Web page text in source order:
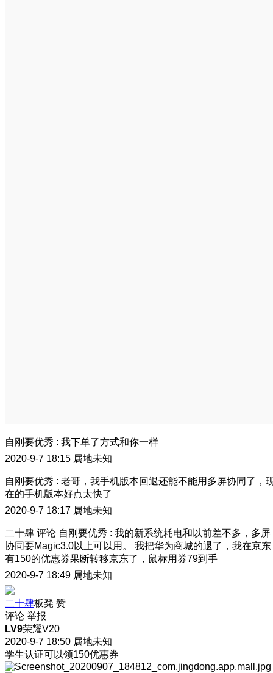
自刚要优秀 : 我下单了方式和你一样
2020-9-7 18:15 属地未知
自刚要优秀 : 老哥，我手机版本回退还能不能用多屏协同了，
在的手机版本好点太快了
2020-9-7 18:17 属地未知
二十肆 评论 自刚要优秀 : 我的新系统耗电和以前差不多，多屏
协同要Magic3.0以上可以用。 我把华为商城的退了，我在京东
有150的优惠券果断转移京东了，鼠标用券79到手
2020-9-7 18:49 属地未知
二十肆板凳 赞
评论 举报
LV9荣耀V20
2020-9-7 18:50 属地未知
学生认证可以领150优惠券